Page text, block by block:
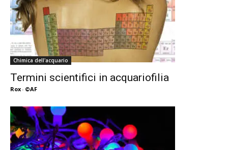
Chimica dell'acquario
Termini scientifici in acquariofilia
Rox- ©AF